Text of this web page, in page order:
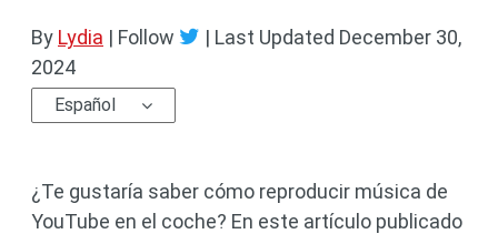
By Lydia | Follow | Last Updated December 30,
2024
Español
¿Te gustaría saber cómo reproducir música de
YouTube en el coche? En este artículo publicado